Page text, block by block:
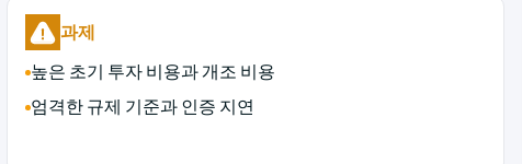
과제
높은 초기 투자 비용과 개조 비용
엄격한 규제 기준과 인증 지연